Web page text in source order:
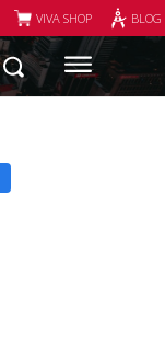
VIVA SHOP